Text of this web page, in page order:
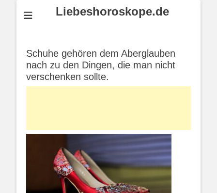
Liebeshoroskope.de
Schuhe gehören dem Aberglauben
nach zu den Dingen, die man nicht
verschenken sollte.